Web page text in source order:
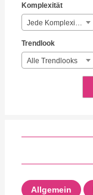
Komplexität
Jede Komplexität
Trendlook
Alle Trendlooks
Allgemein